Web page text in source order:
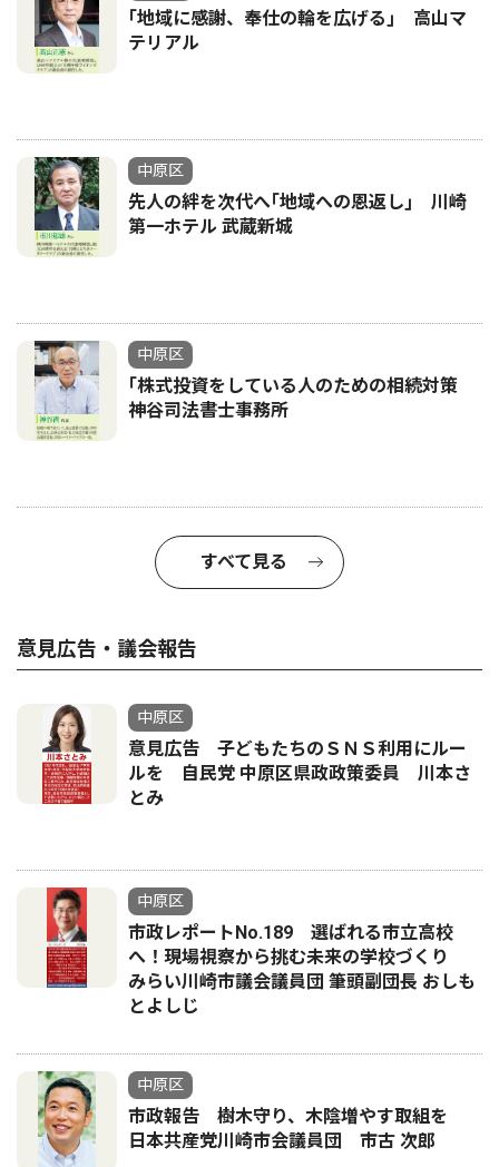
｢地域に感謝、奉仕の輪を広げる｣ 高山マ
テリアル
中原区
先人の絆を次代へ｢地域への恩返し｣ 川崎
第一ホテル 武蔵新城
中原区
｢株式投資をしている人のための相続対策
神谷司法書士事務所
すべて見る
意見広告・議会報告
中原区
意見広告 子どもたちのＳＮＳ利用にルー
ルを 自民党 中原区県政政策委員 川本さ
とみ
中原区
市政レポートNo.189 選ばれる市立高校
へ！現場視察から挑む未来の学校づくり
みらい川崎市議会議員団 筆頭副団長 おしも
とよしじ
中原区
市政報告 樹木守り、木陰増やす取組を
日本共産党川崎市会議員団 市古 次郎